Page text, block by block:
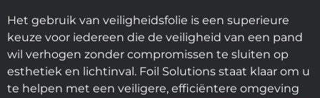
Het gebruik van veiligheidsfolie is een superieure
keuze voor iedereen die de veiligheid van een pand
wil verhogen zonder compromissen te sluiten op
esthetiek en lichtinval. Foil Solutions staat klaar om u
te helpen met een veiligere, efficiëntere omgeving